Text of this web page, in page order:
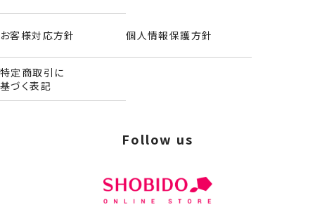
お客様対応方針 個人情報保護方針
特定商取引に
基づく表記
Follow us